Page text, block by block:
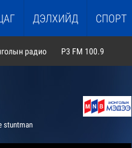
ДЭЛХИЙД СПОРТ
радио P3 FM 100.9
stuntman